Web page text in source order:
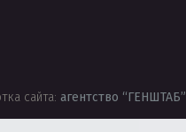
сайта: агентство “ГЕНШТАБ”